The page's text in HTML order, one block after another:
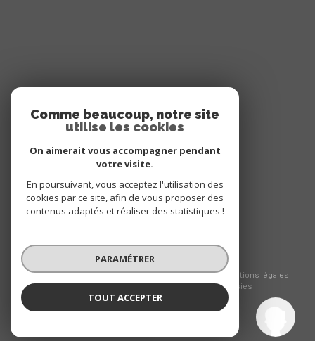
Altaïr immobilier
NOUS ADHÉRONS
© 2026 | Tous droits réservés
Nos honoraires
Nos partenaires
Mentions légales
Admin
Politique RGPD Cookies
Réalisé par :
Comme beaucoup, notre site
utilise les cookies
On aimerait vous accompagner pendant
votre visite.
En poursuivant, vous acceptez l'utilisation des
cookies par ce site, afin de vous proposer des
contenus adaptés et réaliser des statistiques !
PARAMÉTRER
TOUT ACCEPTER